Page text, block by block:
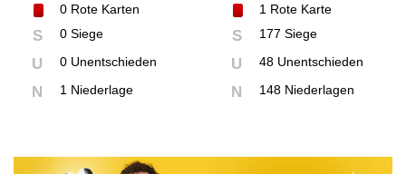
0 Rote Karten
S 0 Siege
U 0 Unentschieden
N 1 Niederlage
1 Rote Karte
S 177 Siege
U 48 Unentschieden
N 148 Niederlagen